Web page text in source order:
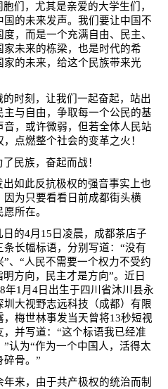
们，尤其是亲爱的大学生们，
的未来发声。我们要让中国不
，而是一个充满自由、民主、
未来的栋梁，也是时代的希
的未来，给这个民族带来光
时刻，让我们一起奋起，站出
与自由，争取每一个公民的基
，或许微弱，但若全体人民站
点燃整个社会的变革之火！
民族，奋起而战！
如此反抗极权的强音事实上也
为只要看看日前成都街头横
所在。
日的4月 15 日凌晨，成都茶店子
长幅标语，分别写道：“没有
、“人民不需要一个权力不受约
方向，民主才是方向”。近日
年1 月 4日出生于四川省沐川县永
大视野志远科技（成都）有限
梅世林事发当天曾将13秒短视
并写道：“这个标语我已经准
认为“作为一个中国人，活得太
碎骨。”
年来，由于共产极权的统治而制